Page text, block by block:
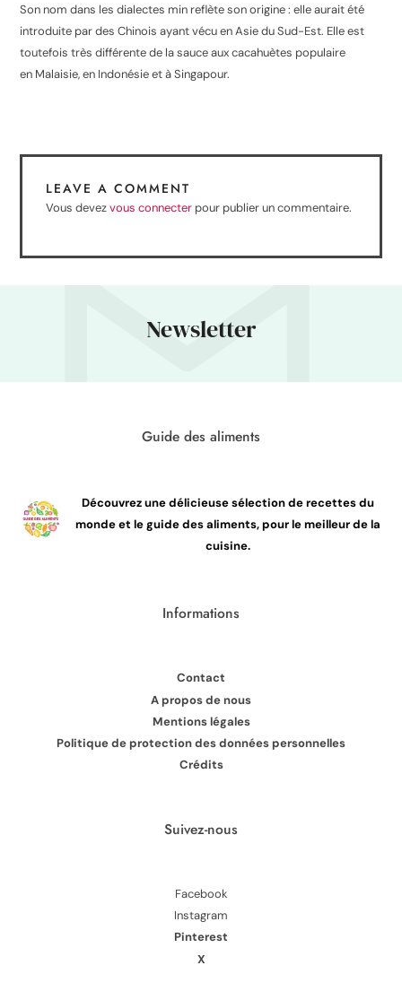
Son nom dans les dialectes min reflète son origine : elle aurait été
introduite par des Chinois ayant vécu en Asie du Sud-Est. Elle est
toutefois très différente de la sauce aux cacahuètes populaire
en Malaisie, en Indonésie et à Singapour.
LEAVE A COMMENT
Vous devezvous connecter pour publier un commentaire.
Newsletter
Guide des aliments
Découvrez une délicieuse sélection de recettes du
monde et le guide des aliments, pour le meilleur de la
cuisine.
Informations
Contact
A propos de nous
Mentions légales
Politique de protection des données personnelles
Crédits
Suivez-nous
Facebook
Instagram
Pinterest
X